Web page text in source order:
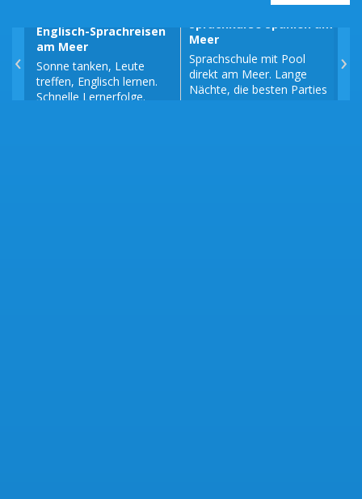
Englisch-Sprachreisen
am Meer
Sonne tanken, Leute
treffen, Englisch lernen.
Schnelle Lernerfolge.
Sprachkurse Spanien am
Meer
Sprachschule mit Pool
direkt am Meer. Lange
Nächte, die besten Parties
‹ ›